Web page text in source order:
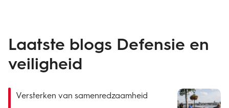
Laatste blogs Defensie en
veiligheid
Versterken van samenredzaamheid